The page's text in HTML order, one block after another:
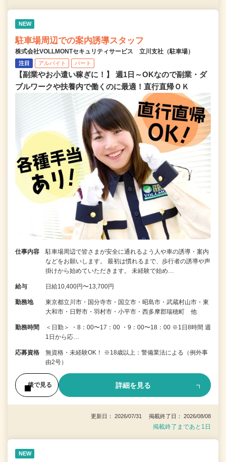
NEW
駐車場周辺での案内誘導スタッフ
株式会社VOLLMONTセキュリティサービス 立川支社（駐車場）
注目 アルバイト パート
【副業やお小遣い稼ぎに！】 週1日～OKなので副業・ダ
ブルワークや扶養内で働くのに最適！直行直帰ＯＫ
仕事内容
駐車場周辺で皆さまが安全に通れるよう人や車の誘導・案内
などをお願いします。 最初は慣れるまで、歩行者の誘導や声
掛けから始めていただきます。 未経験で始め…
給与 日給10,400円〜13,700円
勤務地
東京都立川市・国分寺市・国立市・昭島市・武蔵村山市・東
大和市・日野市・羽村市・小平市・西多摩郡瑞穂町 他
勤務時間
＜日勤＞ ・8：00〜17：00 ・9：00〜18：00 ※1日8時間 週
1日から応…
応募資格
無資格・未経験OK！ ※18歳以上：警備業法による（例外事
由2号）
後で見る 詳細を見る
更新日： 2026/07/31 掲載終了日： 2026/08/08
掲載終了まであと1日
NEW